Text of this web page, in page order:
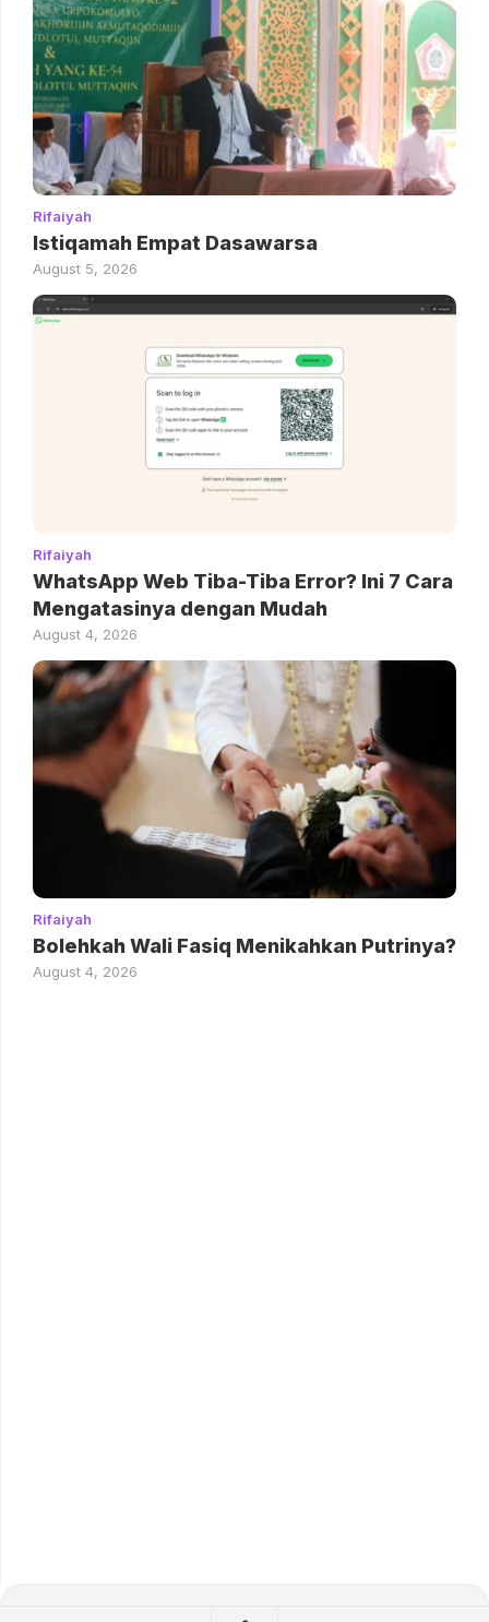
Rifaiyah
Istiqamah Empat Dasawarsa
August 5, 2026
Rifaiyah
WhatsApp Web Tiba-Tiba Error? Ini 7 Cara
Mengatasinya dengan Mudah
August 4, 2026
Rifaiyah
Bolehkah Wali Fasiq Menikahkan Putrinya?
August 4, 2026